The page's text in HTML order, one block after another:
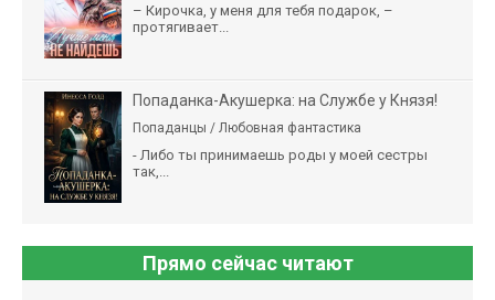
– Кирочка, у меня для тебя подарок, –
протягивает...
Попаданка-Акушерка: на Службе у Князя!
Попаданцы / Любовная фантастика
- Либо ты принимаешь роды у моей сестры
так,...
Прямо сейчас читают